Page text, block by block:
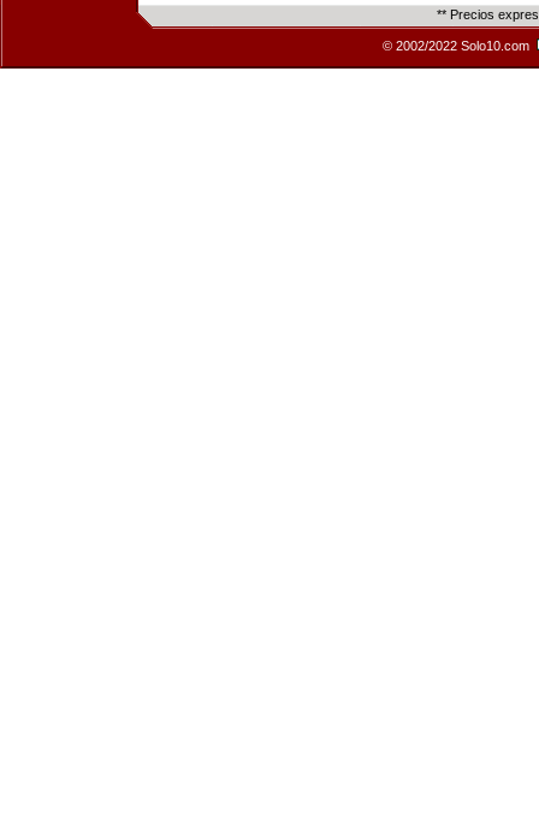
** Precios
© 2002/2022 Solo10.com